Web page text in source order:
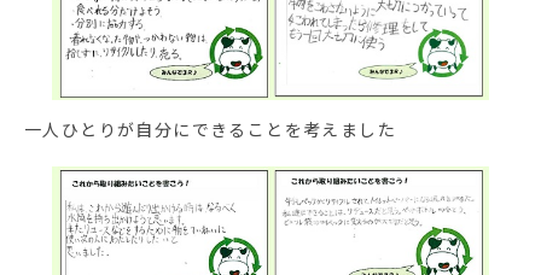
一人ひとりが自分にできることを考えました